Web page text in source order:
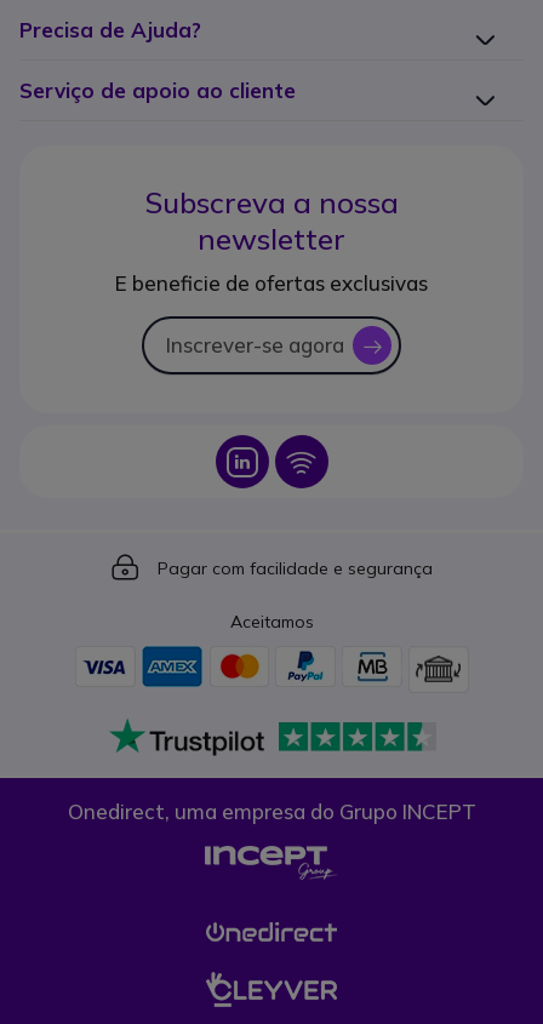
Precisa de Ajuda?
Serviço de apoio ao cliente
Subscreva a nossa
newsletter
E beneficie de ofertas exclusivas
Inscrever-se agora icon
Icon Icon
Icon
Pagar com facilidade e segurança
Aceitamos
Onedirect, uma empresa do Grupo INCEPT